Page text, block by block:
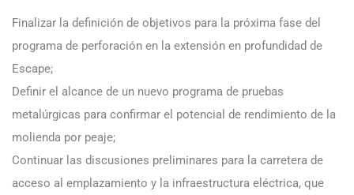
Finalizar la definición de objetivos para la próxima fase del
programa de perforación en la extensión en profundidad de
Escape;
Definir el alcance de un nuevo programa de pruebas
metalúrgicas para confirmar el potencial de rendimiento de la
molienda por peaje;
Continuar las discusiones preliminares para la carretera de
acceso al emplazamiento y la infraestructura eléctrica, que